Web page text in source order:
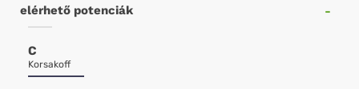
elérhető potenciák
C
Korsakoff